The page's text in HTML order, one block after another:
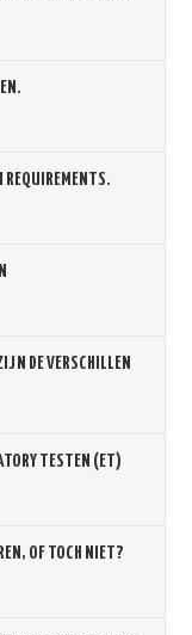
REQUIREMENTS.
DE VERSCHILLEN
TESTEN (ET)
OF TOCH NIET?